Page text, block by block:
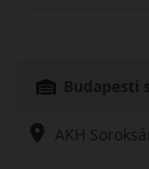
Budapesti
AKH